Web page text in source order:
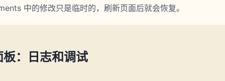
中的修改只是临时的，刷新页面后就会恢复。
：日志和调试